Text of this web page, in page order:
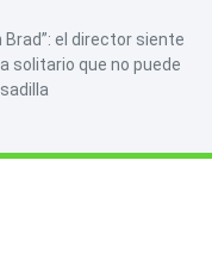
el director siente
solitario que no puede